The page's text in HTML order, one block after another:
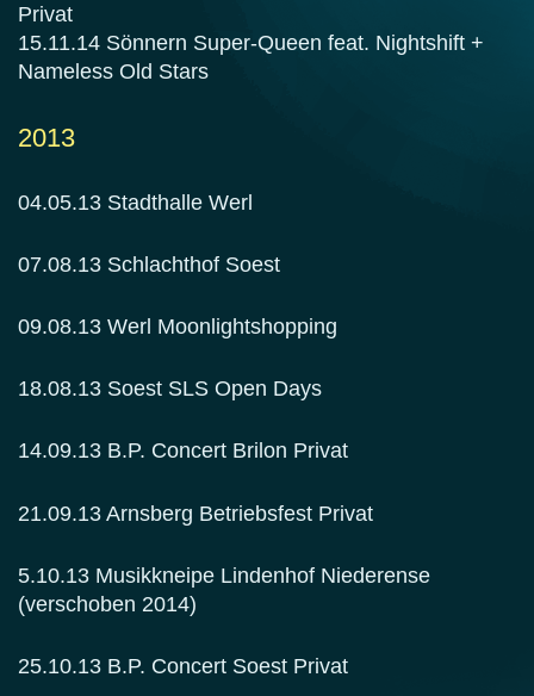
Privat
15.11.14 Sönnern Super-Queen feat. Nightshift +
Nameless Old Stars
2013
04.05.13 Stadthalle Werl
07.08.13 Schlachthof Soest
09.08.13 Werl Moonlightshopping
18.08.13 Soest SLS Open Days
14.09.13 B.P. Concert Brilon Privat
21.09.13 Arnsberg Betriebsfest Privat
5.10.13 Musikkneipe Lindenhof Niederense
(verschoben 2014)
25.10.13 B.P. Concert Soest Privat